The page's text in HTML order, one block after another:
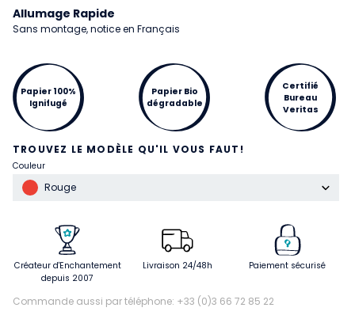
Allumage Rapide
Sans montage, notice en Français
TROUVEZ LE MODÈLE QU'IL VOUS FAUT!
Couleur
Rouge
Papier 100%
Ignifugé
Papier Bio
dégradable
Certifié
Bureau
Veritas
Créateur d'Enchantement
depuis 2007
Livraison 24/48h Paiement sécurisé
Commande aussi par téléphone: +33 (0)3 66 72 85 22